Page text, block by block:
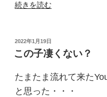
“体
設
は
用
禁
続きを読む
投
稿
日:
2022年1月19日
この子凄くない？
たまたま流れて来た
と思った・・・